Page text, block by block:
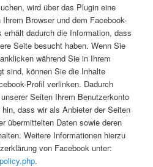
wird über das Plugin eine
Browser und dem Facebook-
dadurch die Information, dass
Seite besucht haben. Wenn Sie
während Sie in Ihrem
sind, können Sie die Inhalte
Profil verlinken. Dadurch
Seiten Ihrem Benutzerkonto
dass wir als Anbieter der Seiten
übermittelten Daten sowie deren
Weitere Informationen hierzu
von Facebook unter:
.